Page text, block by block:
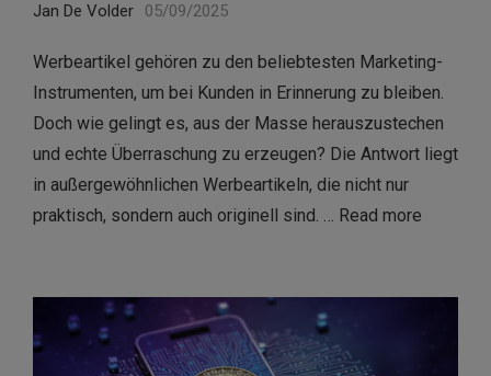
Jan De Volder 05/09/2025
Werbeartikel gehören zu den beliebtesten Marketing-
Instrumenten, um bei Kunden in Erinnerung zu bleiben.
Doch wie gelingt es, aus der Masse herauszustechen
und echte Überraschung zu erzeugen? Die Antwort liegt
in außergewöhnlichen Werbeartikeln, die nicht nur
praktisch, sondern auch originell sind. … Read more